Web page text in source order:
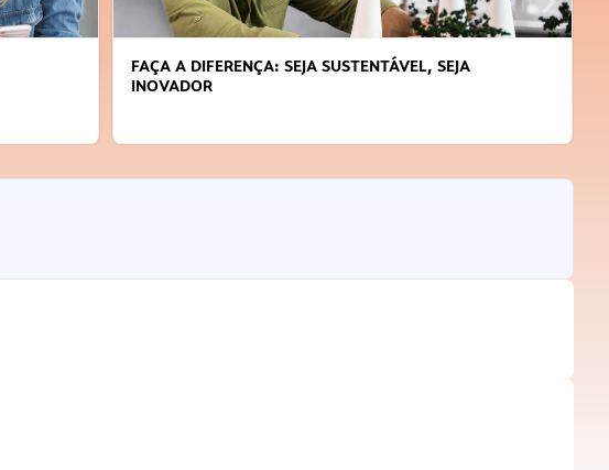
APRENDA A GERENCIAR O SEU TEMPO